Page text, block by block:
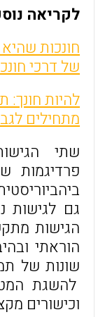
לקריאה
חונכות
של דרכי
להיות חונך:
מתחילים
שתי
פרדיגמות
גם לגישות
הגישות
הוראתי
שונות של
להשגת
וכישורים